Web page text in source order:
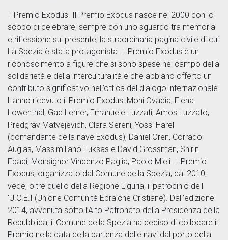
Il Premio Exodus. Il Premio Exodus nasce nel 2000 con lo
scopo di celebrare, sempre con uno sguardo tra memoria
e riflessione sul presente, la straordinaria pagina civile di cui
La Spezia è stata protagonista. Il Premio Exodus è un
riconoscimento a figure che si sono spese nel campo della
solidarietà e della interculturalità e che abbiano offerto un
contributo significativo nell’ottica del dialogo internazionale.
Hanno ricevuto il Premio Exodus: Moni Ovadia, Elena
Lowenthal, Gad Lerner, Emanuele Luzzati, Amos Luzzato,
Predgrav Matvejevich, Clara Sereni, Yossi Harel
(comandante della nave Exodus), Daniel Oren, Corrado
Augias, Massimiliano Fuksas e David Grossman, Shirin
Ebadi, Monsignor Vincenzo Paglia, Paolo Mieli. Il Premio
Exodus, organizzato dal Comune della Spezia, dal 2010,
vede, oltre quello della Regione Liguria, il patrocinio dell
‘U.C.E.I (Unione Comunità Ebraiche Cristiane). Dall’edizione
2014, avvenuta sotto l’Alto Patronato della Presidenza della
Repubblica, il Comune della Spezia ha deciso di collocare il
Premio nella data della partenza delle navi dal porto della